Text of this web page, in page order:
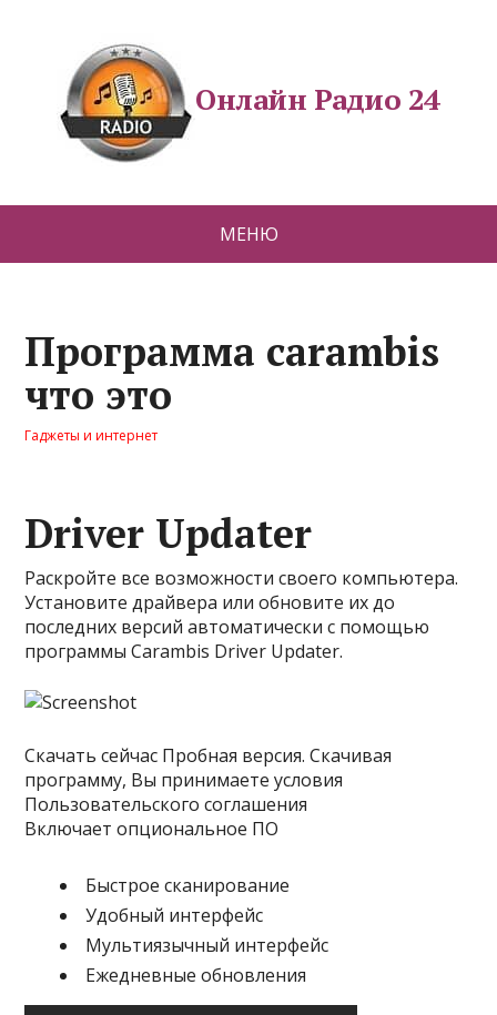
Онлайн Радио 24
МЕНЮ
Программа carambis
что это
Гаджеты и интернет
Driver Updater
Раскройте все возможности своего компьютера.
Установите драйвера или обновите их до
последних версий автоматически с помощью
программы Carambis Driver Updater.
Скачать сейчас Пробная версия. Скачивая
программу, Вы принимаете условия
Пользовательского соглашения
Включает опциональное ПО
Быстрое сканирование
Удобный интерфейс
Мультиязычный интерфейс
Ежедневные обновления